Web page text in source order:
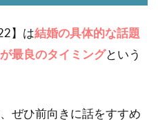
】は結婚の具体的な話題
最良のタイミングという
ぜひ前向きに話をすすめ